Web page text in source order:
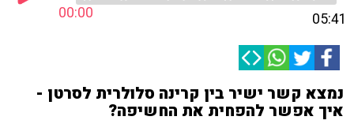
00:00 05:41
נמצא קשר ישיר בין קרינה סלולרית לסרטן -
איך אפשר להפחית את החשיפה?